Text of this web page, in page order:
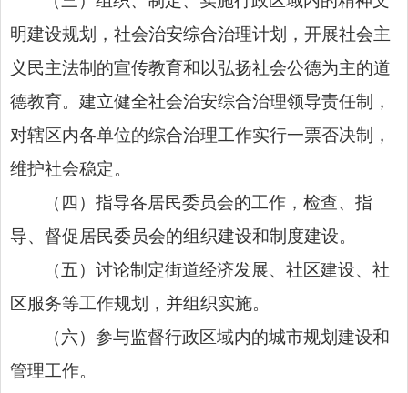
明建设规划，社会治安综合治理计划，开展社会主
义 民主法制 的宣传教育和以弘扬社会公德为主的道
德教育。建立健全社会治安综合治理领导责任制，
对辖区内各单位的综合治理工作实行一票否决制，
维护社会稳定。
（四）指导各居民委员会的工作，检查、指
导、督促居民委员会的组织建设和制度建设。
（五）讨论制定街道经济发展、社区建设、社
区服务等工作规划，并组织实施。
（六）参与监督行政区域内的城市规划建设和
管理工作。